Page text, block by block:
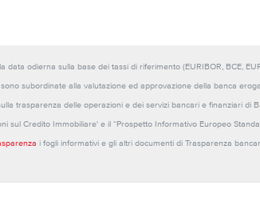
data odierna sulla base dei tassi di riferimento (EURIBOR, BCE,
subordinate alla valutazione ed approvazione della banca
trasparenza delle operazioni e dei servizi bancari e finanziari di
Credito Immobiliare' e il “Prospetto Informativo Europeo
i fogli informativi e gli altri documenti di Trasparenza